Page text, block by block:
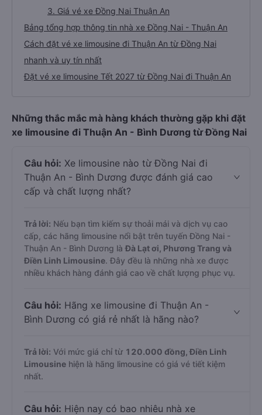
3. Giá vé xe Đồng Nai Thuận An
Bảng tổng hợp thông tin nhà xe Đồng Nai - Thuận An
Cách đặt vé xe limousine đi Thuận An từ Đồng Nai
nhanh và uy tín nhất
Đặt vé xe limousine Tết 2027 từ Đồng Nai đi Thuận An
Những thắc mắc mà hàng khách thường gặp khi đặt
xe limousine đi Thuận An - Bình Dương từ Đồng Nai
Câu hỏi: Xe limousine nào từ Đồng Nai đi
Thuận An - Bình Dương được đánh giá cao
cấp và chất lượng nhất?
Trả lời: Nếu bạn tìm kiếm sự thoải mái và dịch vụ cao
cấp, các hãng limousine nổi bật trên tuyến Đồng Nai -
Thuận An - Bình Dương làĐà Lạt ơi, Phương Trang và
Điền Linh Limousine. Đây đều là những nhà xe được
nhiều khách hàng đánh giá cao về chất lượng phục vụ.
Câu hỏi: Hãng xe limousine đi Thuận An -
Bình Dương có giá rẻ nhất là hãng nào?
Trả lời: Với mức giá chỉ từ 120.000 đồng, Điền Linh
Limousine hiện là hãng limousine có giá vé tiết kiệm
nhất.
Câu hỏi: Hiện nay có bao nhiêu nhà xe